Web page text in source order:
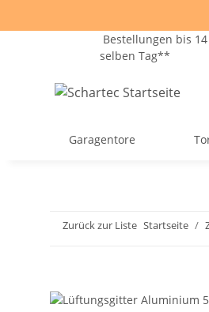
Bestellungen bis
selben Tag**
Garagentore
Zurück zur Liste Startseite